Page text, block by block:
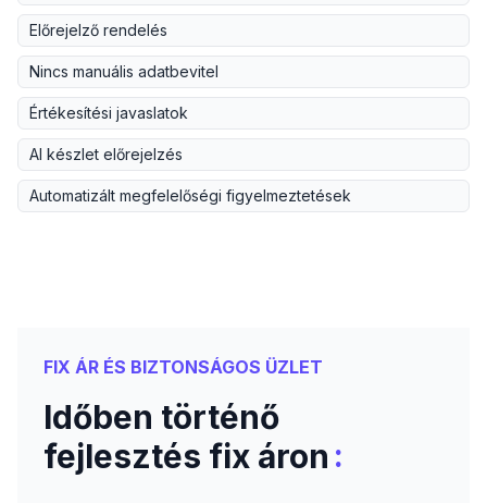
Előrejelző rendelés
Nincs manuális adatbevitel
Értékesítési javaslatok
AI készlet előrejelzés
Automatizált megfelelőségi figyelmeztetések
FIX ÁR ÉS BIZTONSÁGOS ÜZLET
Időben történő
fejlesztés fix áron :